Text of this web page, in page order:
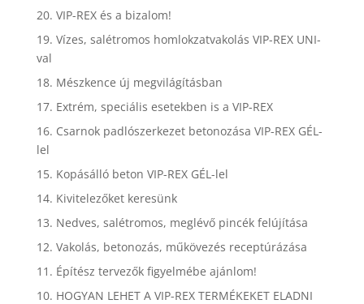
20. VIP-REX és a bizalom!
19. Vízes, salétromos homlokzatvakolás VIP-REX UNI-
val
18. Mészkence új megvilágításban
17. Extrém, speciális esetekben is a VIP-REX
16. Csarnok padlószerkezet betonozása VIP-REX GÉL-
lel
15. Kopásálló beton VIP-REX GÉL-lel
14. Kivitelezőket keresünk
13. Nedves, salétromos, meglévő pincék felújítása
12. Vakolás, betonozás, műkövezés receptúrázása
11. Építész tervezők figyelmébe ajánlom!
10. HOGYAN LEHET A VIP-REX TERMÉKEKET ELADNI